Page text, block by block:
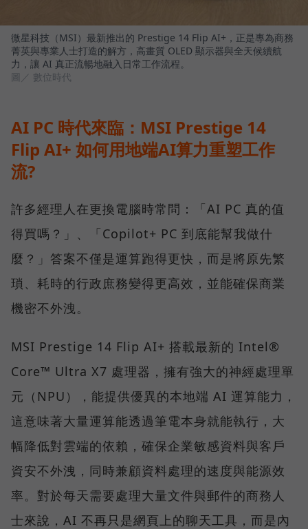
微星科技（MSI）最新推出的 Prestige 14 Flip AI+，正是專為商務
菁英與專業人士打造的解方，高畫質 OLED 顯示器與全天候續航
力，讓 AI 真正流暢地融入日常工作流程。
圖／ 數位時代
AI PC 時代來臨：MSI Prestige 14
Flip AI+ 如何用地端AI算力重塑工作
流?
許多經理人在更換電腦時常問：「AI PC 真的值
得買嗎？」、「Copilot+ PC 到底能幫我做什
麼？」答案不僅是運算跑得更快，而是將原先繁
瑣、耗時的行政庶務變得更高效，並能確保商業
機密不外洩。
MSI Prestige 14 Flip AI+ 搭載最新的 Intel®
Core™ Ultra X7 處理器，擁有強大的神經處理單
元（NPU），能提供優異的本地端 AI 運算能力，
這意味著大量運算能透過筆電本身就能執行，大
幅降低對雲端的依賴，確保企業敏感資料與客戶
資安不外洩，同時兼顧資料處理的速度與能源效
率。對於每天需要處理大量文件與郵件的商務人
士來說，AI 不再只是網頁上的聊天工具，而是內